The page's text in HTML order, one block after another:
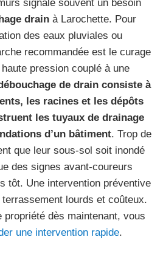
signale souvent un besoin
drain à Larochette. Pour
des eaux pluviales ou
recommandée est le curage
pression couplé à une
de drain consiste à
les racines et les dépôts
les tuyaux de drainage
d’un bâtiment. Trop de
que leur sous-sol soit inondé
des signes avant-coureurs
tôt. Une intervention préventive
lourds et coûteux.
dès maintenant, vous
une intervention rapide.